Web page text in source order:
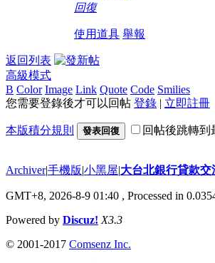
回復
使用道具 舉報
返回列表
高級模式
B Color Image Link Quote Code Smilies
您需要登錄後才可以回帖 登錄 | 立即註冊
本版積分規則 發表回復 回帖後跳轉到
Archiver|手機版|小黑屋|大台北銀行貸款交
GMT+8, 2026-8-9 01:40 , Processed in
Powered by Discuz! X3.3
© 2001-2017 Comsenz Inc.